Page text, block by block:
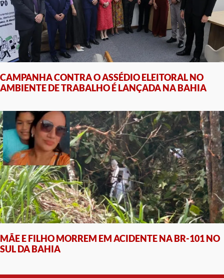
CAMPANHA CONTRA O ASSÉDIO ELEITORAL NO
AMBIENTE DE TRABALHO É LANÇADA NA BAHIA
MÃE E FILHO MORREM EM ACIDENTE NA BR-101 NO
SUL DA BAHIA